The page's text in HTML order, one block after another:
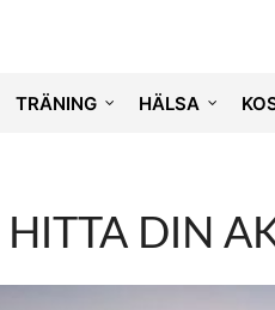
TRÄNING HÄLSA
HITTA DIN